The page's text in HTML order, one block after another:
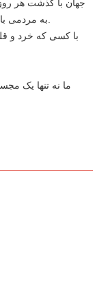
جهان با گذشت هر
با کسی که خرد و
ما نه تنها یک